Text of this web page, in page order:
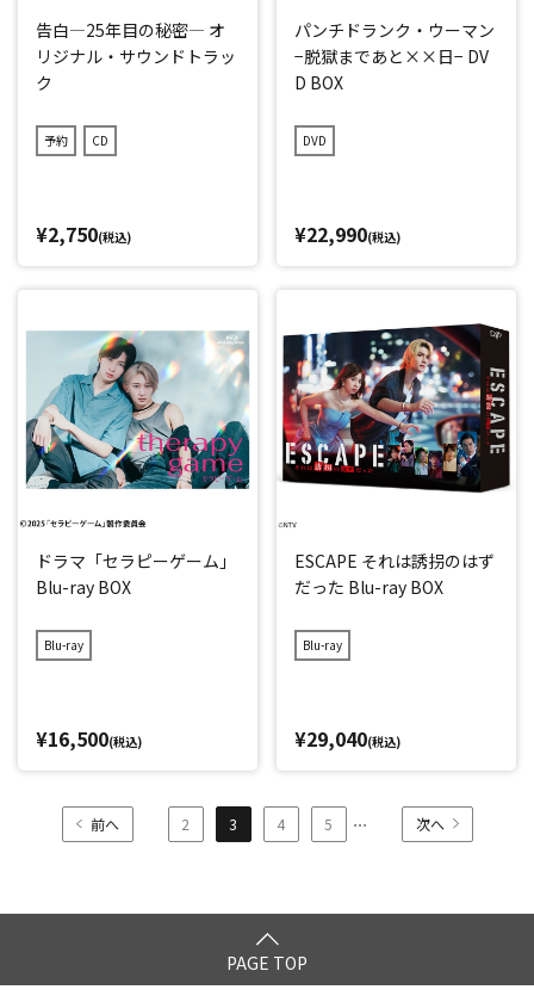
告白―25年目の秘密― オ
リジナル・サウンドトラッ
ク
予約 CD
¥2,750(税込)
パンチドランク・ウーマン
−脱獄まであと××日− DV
D BOX
DVD
¥22,990(税込)
ドラマ「セラピーゲーム」
Blu-ray BOX
Blu-ray
¥16,500(税込)
ESCAPE それは誘拐のはず
だった Blu-ray BOX
Blu-ray
¥29,040(税込)
前へ 2 3 4 5 ... 次へ
PAGE TOP